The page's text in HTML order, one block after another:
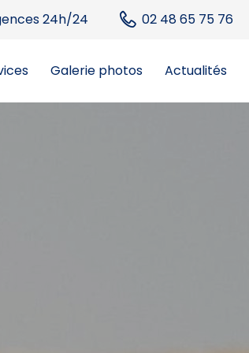
24h/24 02 48 65 75 76
Galerie photos Actualités